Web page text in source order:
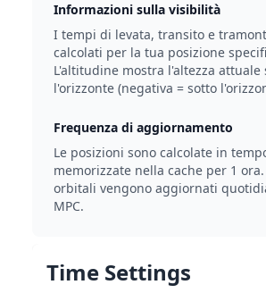
Informazioni sulla visibilità
I tempi di levata, transito e
calcolati per la tua posizione
L'altitudine mostra l'altezza attuale
l'orizzonte (negativa = sotto
Frequenza di aggiornamento
Le posizioni sono calcolate in
memorizzate nella cache per 1
orbitali vengono aggiornati
MPC.
Time Settings